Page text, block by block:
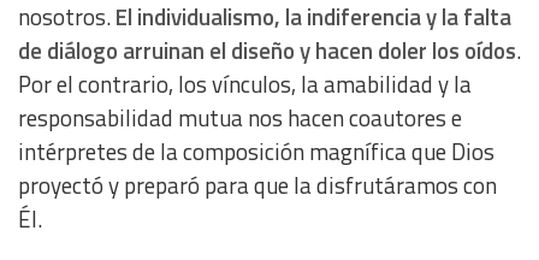
nosotros.El individualismo, la indiferencia y la falta
de diálogo arruinan el diseño y hacen doler los oídos.
Por el contrario, los vínculos, la amabilidad y la
responsabilidad mutua nos hacen coautores e
intérpretes de la composición magnífica que Dios
proyectó y preparó para que la disfrutáramos con
Él.